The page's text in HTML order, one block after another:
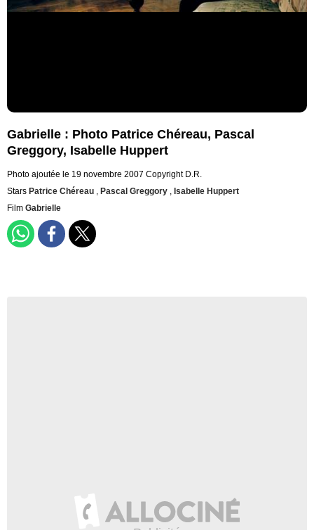
Gabrielle : Photo Patrice Chéreau, Pascal
Greggory, Isabelle Huppert
Photo ajoutée le 19 novembre 2007 Copyright D.R.
Stars Patrice Chéreau , Pascal Greggory , Isabelle Huppert
Film Gabrielle